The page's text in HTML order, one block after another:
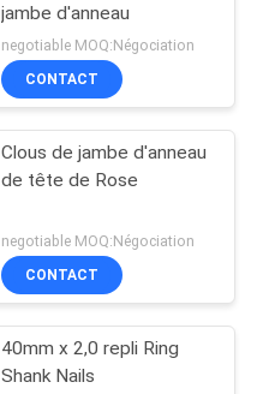
jambe d'anneau
negotiable MOQ:Négociation
CONTACT
Clous de jambe d'anneau
de tête de Rose
negotiable MOQ:Négociation
CONTACT
40mm x 2,0 repli Ring
Shank Nails